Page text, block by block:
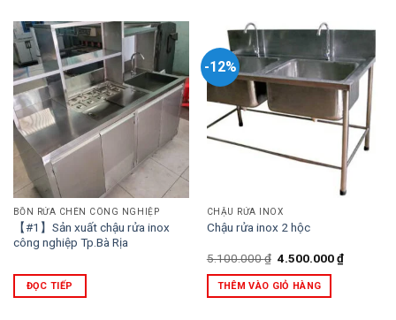
BỒN RỬA CHÉN CÔNG NGHIỆP
【#1】Sản xuất chậu rửa inox
công nghiệp Tp.Bà Rịa
ĐỌC TIẾP
-12%
CHẬU RỬA INOX
Chậu rửa inox 2 hộc
5.100.000₫ Giá
là:
5.100.000 ₫.
4.500.000₫Giá
hiện
THÊM VÀO GIỎ HÀNG